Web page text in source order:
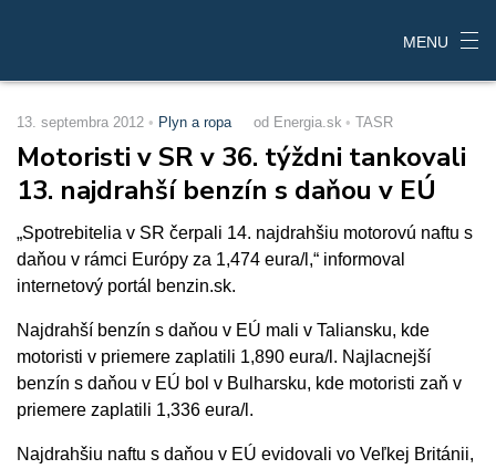
MENU
13. septembra 2012 Plyn a ropa od Energia.sk TASR
Motoristi v SR v 36. týždni tankovali
13. najdrahší benzín s daňou v EÚ
„Spotrebitelia v SR čerpali 14. najdrahšiu motorovú naftu s
daňou v rámci Európy za 1,474 eura/l,“ informoval
internetový portál benzin.sk.
Najdrahší benzín s daňou v EÚ mali v Taliansku, kde
motoristi v priemere zaplatili 1,890 eura/l. Najlacnejší
benzín s daňou v EÚ bol v Bulharsku, kde motoristi zaň v
priemere zaplatili 1,336 eura/l.
Najdrahšiu naftu s daňou v EÚ evidovali vo Veľkej Británii,